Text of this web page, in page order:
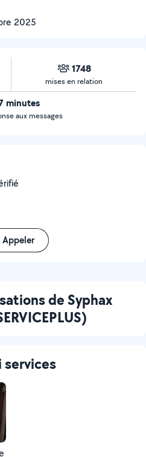
2025
1748
mises en relation
minutes
aux messages
Appeler
de Syphax